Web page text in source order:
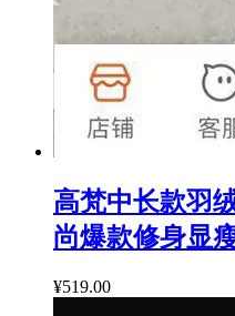
高梵中长款羽
尚爆款修身显
¥519.00